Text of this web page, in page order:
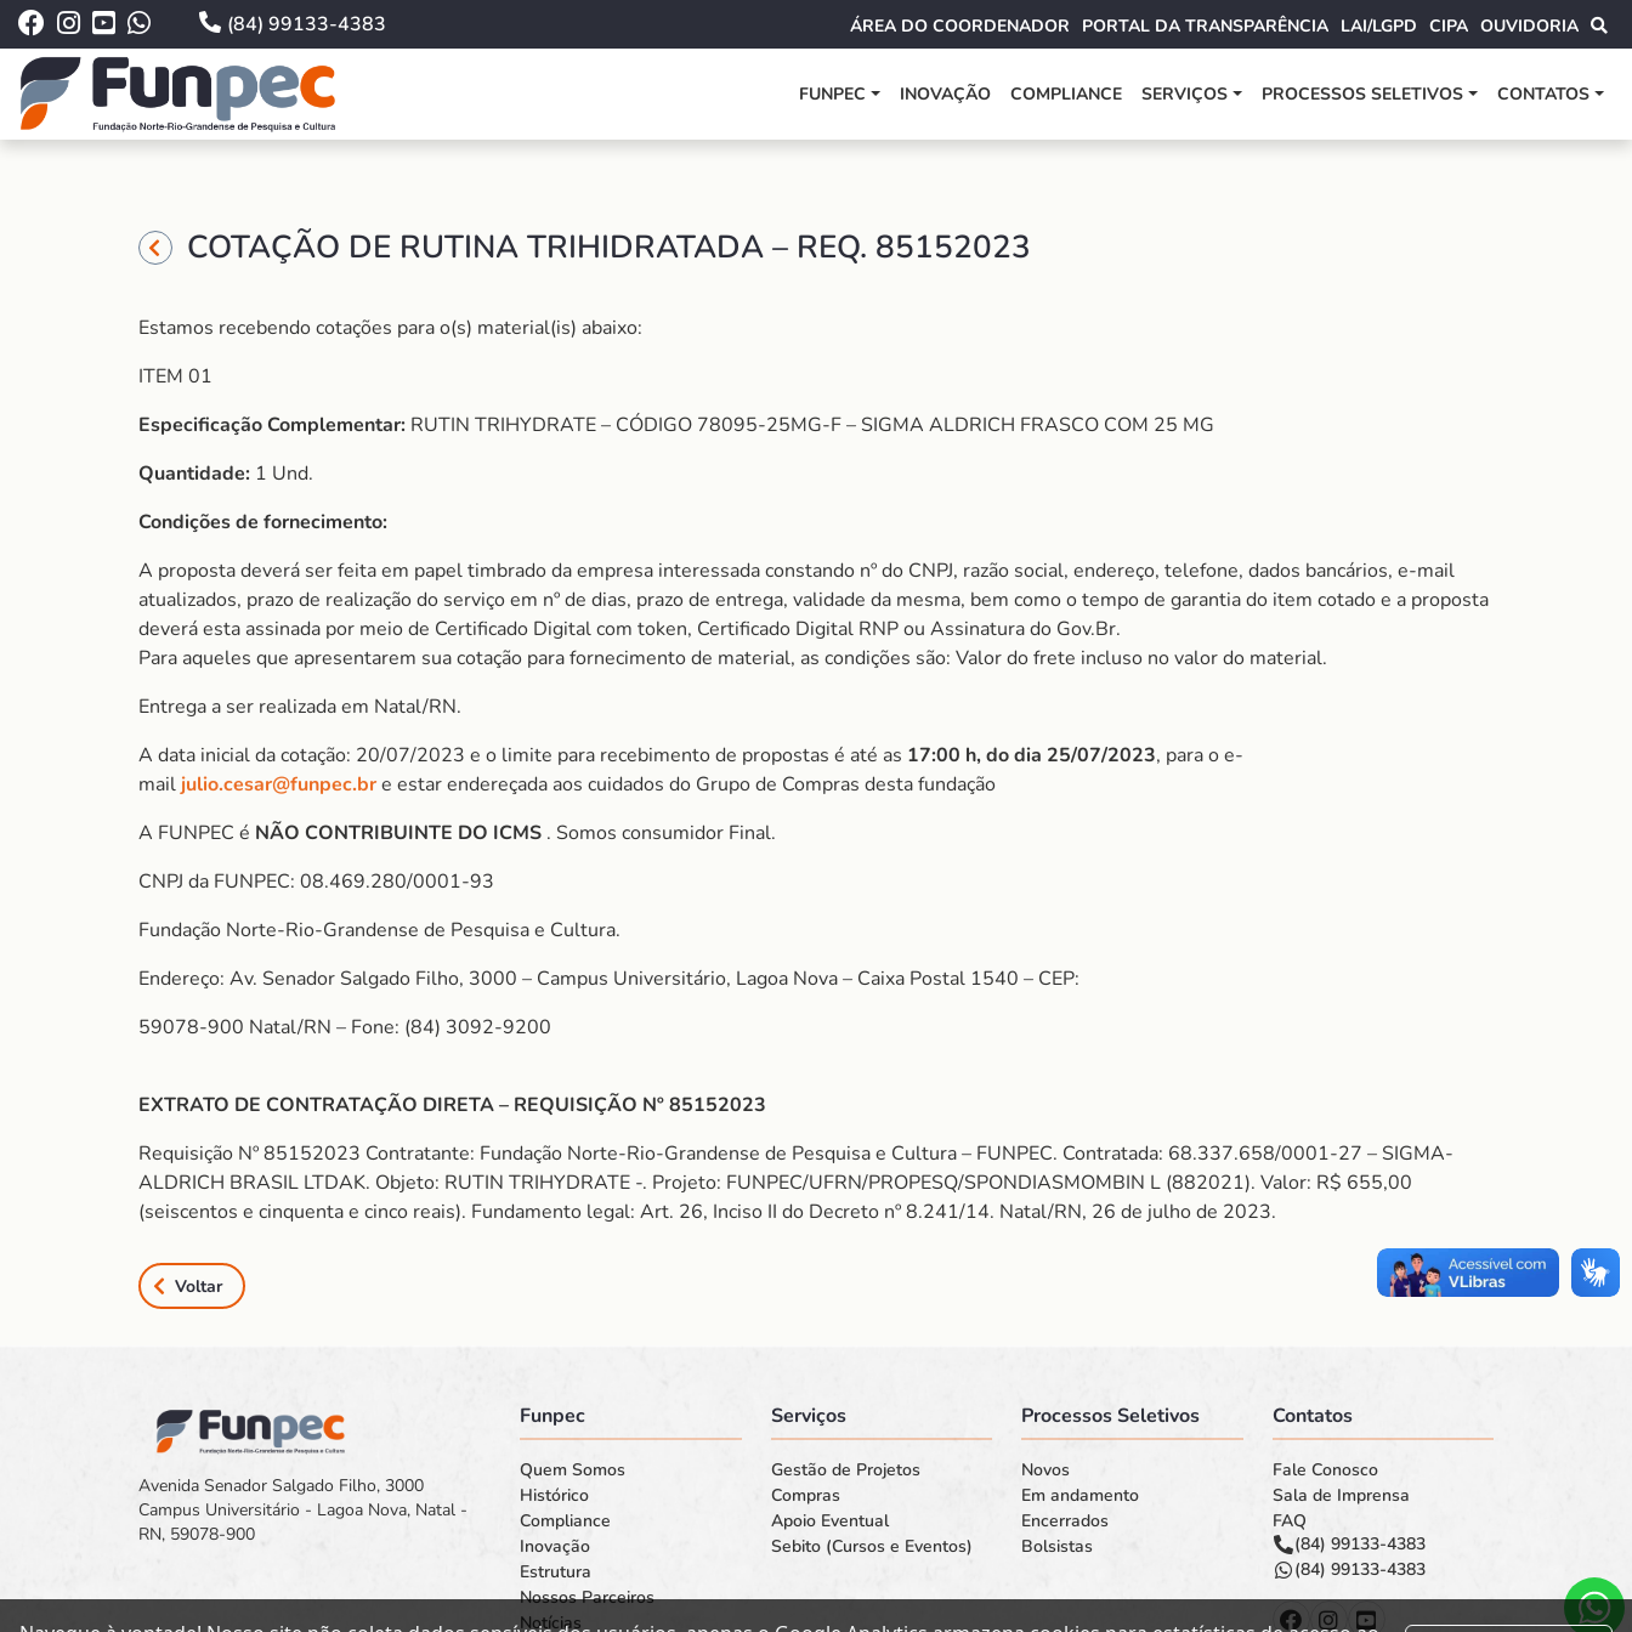
(84) 99133-4383 ÁREA DO COORDENADOR PORTAL DA TRANSPARÊNCIA LAI/LGPD CIPA OUVIDORIA
FUNPEC INOVAÇÃO COMPLIANCE SERVIÇOS PROCESSOS SELETIVOS CONTATOS
COTAÇÃO DE RUTINA TRIHIDRATADA – REQ. 85152023
Estamos recebendo cotações para o(s) material(is) abaixo:
ITEM 01
Especificação Complementar: RUTIN TRIHYDRATE – CÓDIGO 78095-25MG-F – SIGMA ALDRICH FRASCO COM 25 MG
Quantidade: 1 Und.
Condições de fornecimento:
A proposta deverá ser feita em papel timbrado da empresa interessada constando nº do CNPJ, razão social, endereço, telefone, dados bancários, e-mail
atualizados, prazo de realização do serviço em nº de dias, prazo de entrega, validade da mesma, bem como o tempo de garantia do item cotado e a proposta
deverá esta assinada por meio de Certificado Digital com token, Certificado Digital RNP ou Assinatura do Gov.Br.
Para aqueles que apresentarem sua cotação para fornecimento de material, as condições são: Valor do frete incluso no valor do material.
Entrega a ser realizada em Natal/RN.
A data inicial da cotação: 20/07/2023 e o limite para recebimento de propostas é até as 17:00 h, do dia 25/07/2023, para o e-
mail julio.cesar@funpec.bre estar endereçada aos cuidados do Grupo de Compras desta fundação
A FUNPEC é NÃO CONTRIBUINTE DO ICMS . Somos consumidor Final.
CNPJ da FUNPEC: 08.469.280/0001-93
Fundação Norte-Rio-Grandense de Pesquisa e Cultura.
Endereço: Av. Senador Salgado Filho, 3000 – Campus Universitário, Lagoa Nova – Caixa Postal 1540 – CEP:
59078-900 Natal/RN – Fone: (84) 3092-9200
EXTRATO DE CONTRATAÇÃO DIRETA – REQUISIÇÃO Nº 85152023
Requisição Nº 85152023 Contratante: Fundação Norte-Rio-Grandense de Pesquisa e Cultura – FUNPEC. Contratada: 68.337.658/0001-27 – SIGMA-
ALDRICH BRASIL LTDAK. Objeto: RUTIN TRIHYDRATE -. Projeto: FUNPEC/UFRN/PROPESQ/SPONDIASMOMBIN L (882021). Valor: R$ 655,00
(seiscentos e cinquenta e cinco reais). Fundamento legal: Art. 26, Inciso II do Decreto nº 8.241/14. Natal/RN, 26 de julho de 2023.
Voltar
Avenida Senador Salgado Filho, 3000
Campus Universitário - Lagoa Nova, Natal -
RN, 59078-900
Funpec
Quem Somos
Histórico
Compliance
Inovação
Estrutura
Nossos Parceiros
Notícias
Serviços
Gestão de Projetos
Compras
Apoio Eventual
Sebito (Cursos e Eventos)
Processos Seletivos
Novos
Em andamento
Encerrados
Bolsistas
Contatos
Fale Conosco
Sala de Imprensa
FAQ
(84) 99133-4383
(84) 99133-4383